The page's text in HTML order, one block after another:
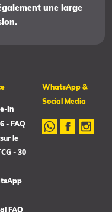
une large
In
- FAQ
le
- 30
FAQ
WhatsApp &
Social Media